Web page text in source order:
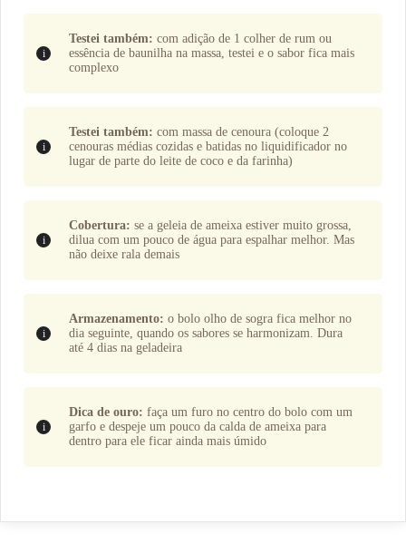
Testei também: com adição de 1 colher de rum ou
essência de baunilha na massa, testei e o sabor fica mais
complexo
Testei também: com massa de cenoura (coloque 2
cenouras médias cozidas e batidas no liquidificador no
lugar de parte do leite de coco e da farinha)
Cobertura: se a geleia de ameixa estiver muito grossa,
dilua com um pouco de água para espalhar melhor. Mas
não deixe rala demais
Armazenamento: o bolo olho de sogra fica melhor no
dia seguinte, quando os sabores se harmonizam. Dura
até 4 dias na geladeira
Dica de ouro: faça um furo no centro do bolo com um
garfo e despeje um pouco da calda de ameixa para
dentro para ele ficar ainda mais úmido